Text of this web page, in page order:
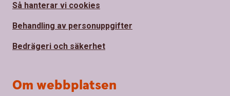
Så hanterar vi cookies
Behandling av personuppgifter
Bedrägeri och säkerhet
Om webbplatsen